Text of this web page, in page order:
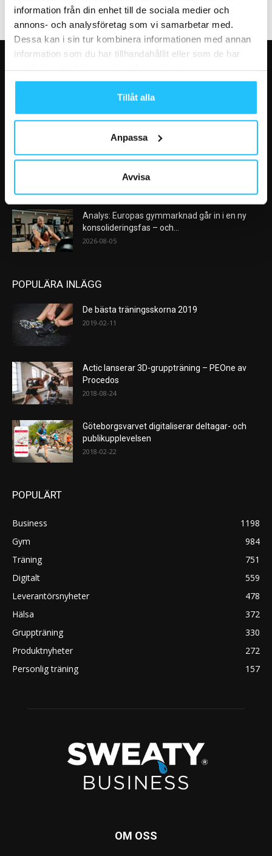
information från din enhet till de sociala medier och
annons- och analysföretag som vi samarbetar med.
Dessa kan i sin tur kombinera informationen med annan
information som du har tillhandahållit eller som de har
Tillåt alla
Anpassa
Avvisa
VÅRA FAVORITER
Nike satsar på hybridträning när Hyrox formar
2026-08-07
AI kommer aldrig kunna ersätta en frukost
Analys: Europas gymmarknad går in i en ny
konsolideringsfas – och...
2026-08-05
POPULÄRA INLÄGG
De bästa träningsskorna 2019
2019-02-11
Actic lanserar 3D-gruppträning – PEOne av
Procedos
2018-08-24
Göteborgsvarvet digitaliserar deltagar- och
publikupplevelsen
2018-02-22
POPULÄRT
Business
1198
Gym
984
Träning
751
Digitalt
559
Leverantörsnyheter
478
Hälsa
372
Gruppträning
330
Produktnyheter
272
Personlig träning
157
OM OSS